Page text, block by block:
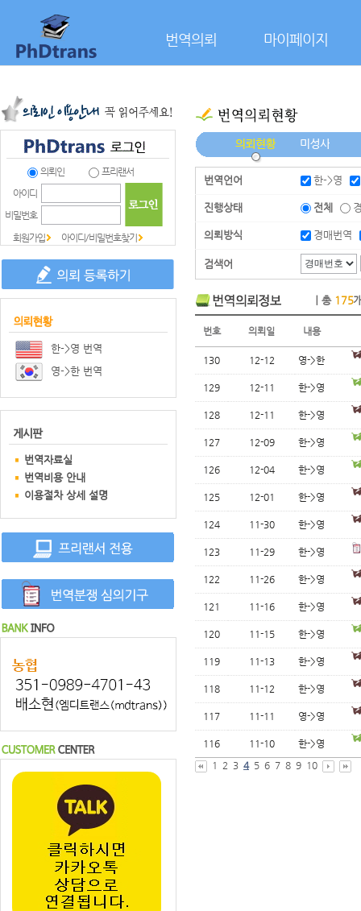
번역의뢰 마이페이지
의뢰인
프리랜서
아이디
비밀번호
회원가입
아이디/비밀번호찾기
한->영 번역
영->한 번역
번역자료실
번역비용 안내
이용절차 상세 설명
번역언어 한->영
진행상태 전체
의뢰방식 경매번역
검색어
｜총 175
번호 의뢰일 내용
130 12-12 영->한
129 12-11 한->영
128 12-11 한->영
127 12-09 한->영
126 12-04 한->영
125 12-01 한->영
124 11-30 한->영
123 11-29 한->영
122 11-26 한->영
121 11-16 한->영
120 11-15 한->영
119 11-13 한->영
118 11-12 한->영
117 11-11 영->영
116 11-10
한->영
1
2 3 4 5 6 7 8 9 10